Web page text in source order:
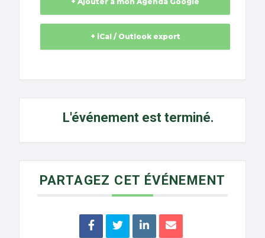
+ iCal / Outlook export
L'événement est terminé.
PARTAGEZ CET ÉVÉNEMENT